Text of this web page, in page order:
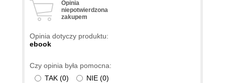
Opinia
niepotwierdzona
zakupem
Opinia dotyczy produktu:
ebook
Czy opinia była pomocna:
TAK (0) NIE (0)